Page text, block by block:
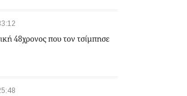
48χρονος που τον τσίμπησε